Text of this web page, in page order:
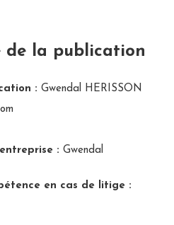
de la publication
: Gwendal HERISSON
: Gwendal
en cas de litige :